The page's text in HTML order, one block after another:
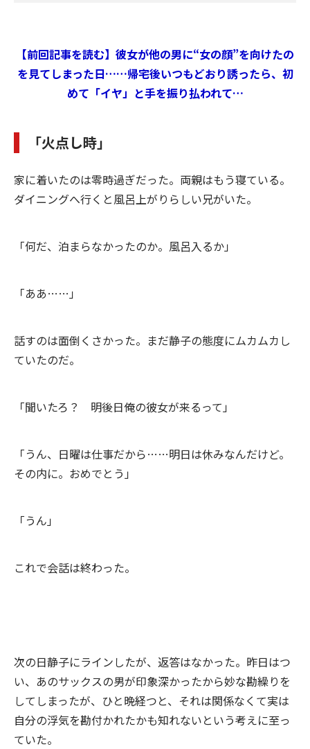
【前回記事を読む】彼女が他の男に“女の顔”を向けたの
を見てしまった日……帰宅後いつもどおり誘ったら、初
めて「イヤ」と手を振り払われて…
「火点し時」
家に着いたのは零時過ぎだった。両親はもう寝ている。
ダイニングへ行くと風呂上がりらしい兄がいた。
「何だ、泊まらなかったのか。風呂入るか」
「ああ……」
話すのは面倒くさかった。まだ静子の態度にムカムカし
ていたのだ。
「聞いたろ？ 明後日俺の彼女が来るって」
「うん、日曜は仕事だから……明日は休みなんだけど。
その内に。おめでとう」
「うん」
これで会話は終わった。
次の日静子にラインしたが、返答はなかった。昨日はつ
い、あのサックスの男が印象深かったから妙な勘繰りを
してしまったが、ひと晩経つと、それは関係なくて実は
自分の浮気を勘付かれたかも知れないという考えに至っ
ていた。